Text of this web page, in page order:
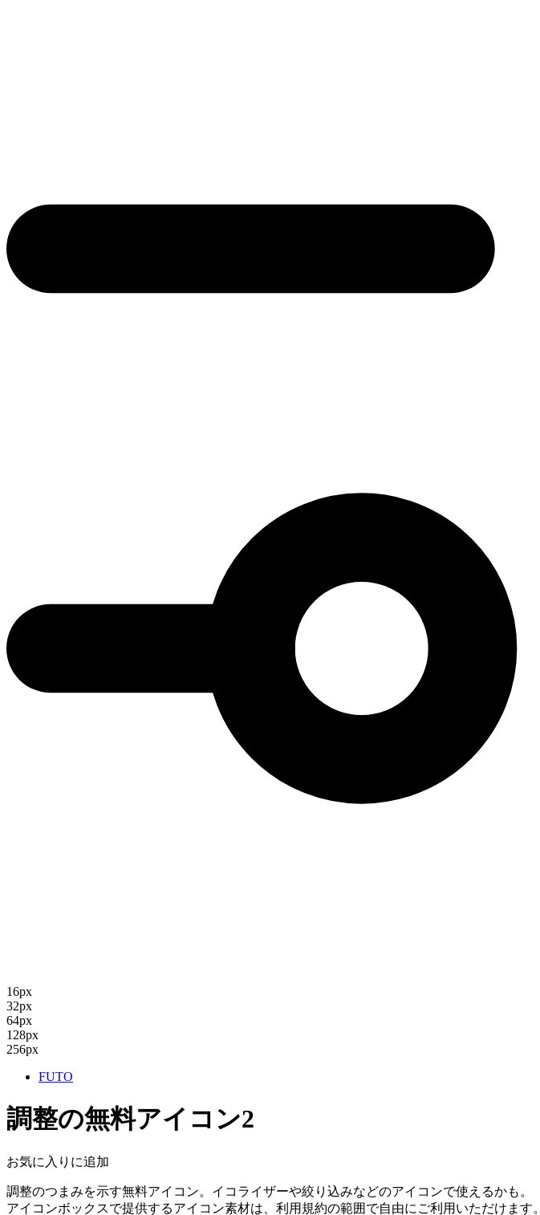
16px
32px
64px
128px
256px
FUTO
調整の無料アイコン2
お気に入りに追加
調整のつまみを示す無料アイコン。イコライザーや絞り込みなどのアイコンで使えるかも。
アイコンボックスで提供するアイコン素材は、利用規約の範囲で自由にご利用いただけます。